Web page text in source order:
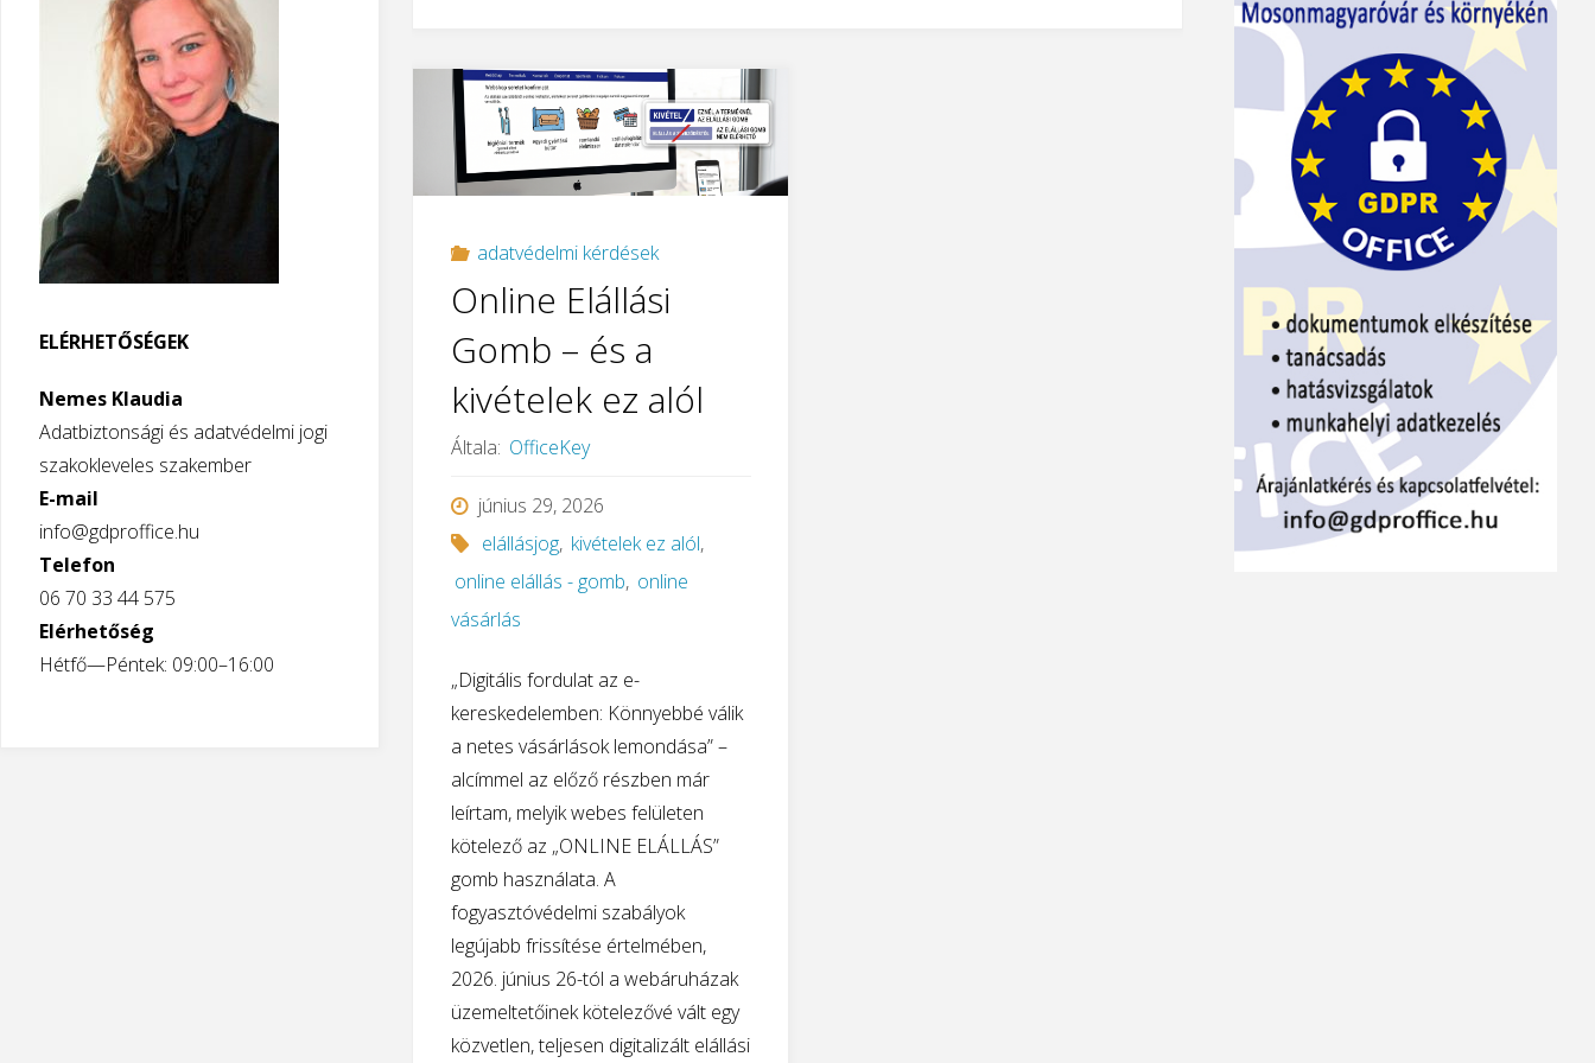
adatvédelmi kérdések
Online Elállási
Gomb – és a
kivételek ez alól
Általa: OfficeKey
június 29, 2026
elállásjog, kivételek ez alól,
online elállás - gomb, online
vásárlás
„Digitális fordulat az e-
kereskedelemben: Könnyebbé válik
a netes vásárlások lemondása” –
alcímmel az előző részben már
leírtam, melyik webes felületen
kötelező az „ONLINE ELÁLLÁS”
gomb használata. A
fogyasztóvédelmi szabályok
legújabb frissítése értelmében,
2026. június 26-tól a webáruházak
üzemeltetőinek kötelezővé vált egy
közvetlen, teljesen digitalizált elállási
ELÉRHETŐSÉGEK
Nemes Klaudia
Adatbiztonsági és adatvédelmi jogi
szakokleveles szakember
E-mail
info@gdproffice.hu
Telefon
06 70 33 44 575
Elérhetőség
Hétfő—Péntek: 09:00–16:00